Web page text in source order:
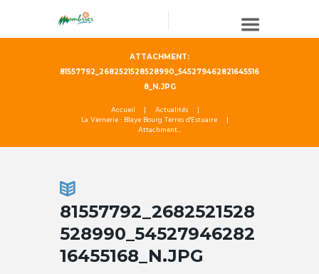
ATTACHMENT:
81557792_2682521528528990_545279462821645516
8_N.JPG
Accueil
Actualités
La Vernerie : Blaye Bourg Terres d'Estuaire
Attachment...
81557792_2682521528
528990_54527946282
16455168_N.JPG